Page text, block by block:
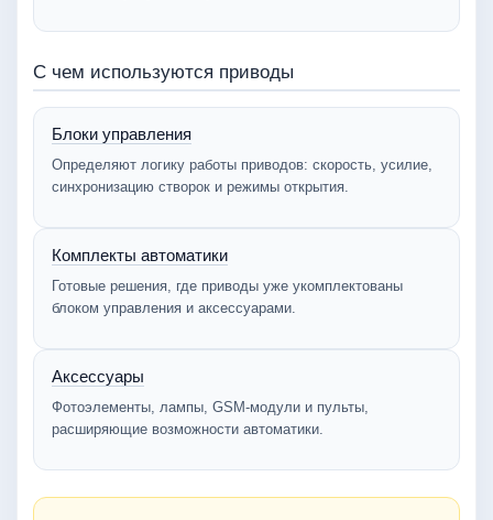
С чем используются приводы
Блоки управления
Определяют логику работы приводов: скорость, усилие,
синхронизацию створок и режимы открытия.
Комплекты автоматики
Готовые решения, где приводы уже укомплектованы
блоком управления и аксессуарами.
Аксессуары
Фотоэлементы, лампы, GSM-модули и пульты,
расширяющие возможности автоматики.